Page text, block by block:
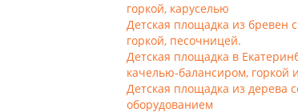
горкой, каруселью
Детская площадка из бревен
горкой, песочницей.
Детская площадка в
качелью-балансиром, горкой
Детская площадка из дерева
оборудованием